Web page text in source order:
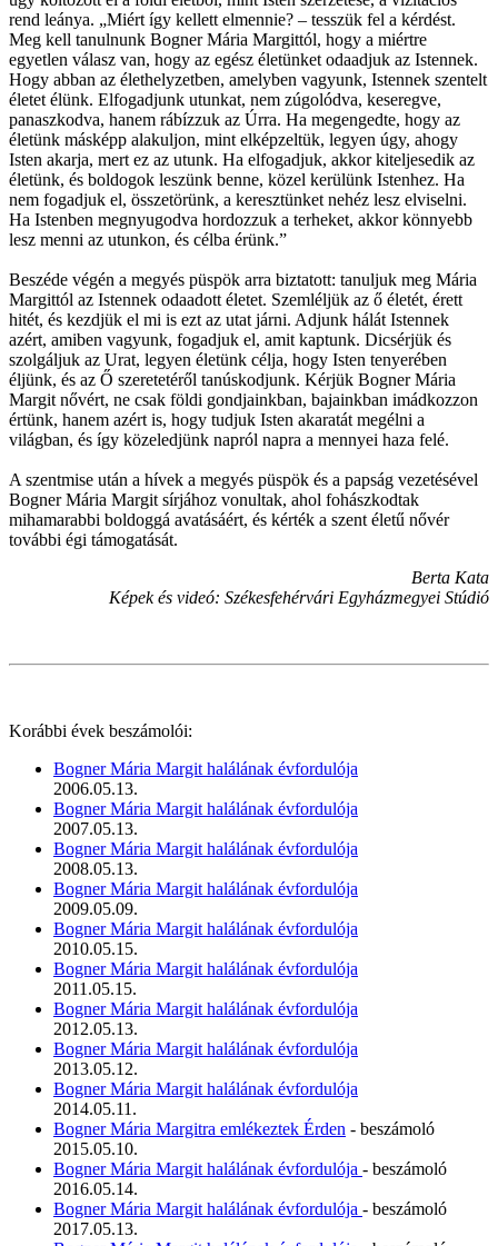
rend leánya. „Miért így kellett elmennie? – tesszük fel a kérdést.
Meg kell tanulnunk Bogner Mária Margittól, hogy a miértre
egyetlen válasz van, hogy az egész életünket odaadjuk az Istennek.
Hogy abban az élethelyzetben, amelyben vagyunk, Istennek szentelt
életet élünk. Elfogadjunk utunkat, nem zúgolódva, keseregve,
panaszkodva, hanem rábízzuk az Úrra. Ha megengedte, hogy az
életünk másképp alakuljon, mint elképzeltük, legyen úgy, ahogy
Isten akarja, mert ez az utunk. Ha elfogadjuk, akkor kiteljesedik az
életünk, és boldogok leszünk benne, közel kerülünk Istenhez. Ha
nem fogadjuk el, összetörünk, a keresztünket nehéz lesz elviselni.
Ha Istenben megnyugodva hordozzuk a terheket, akkor könnyebb
lesz menni az utunkon, és célba érünk.”
Beszéde végén a megyés püspök arra biztatott: tanuljuk meg Mária
Margittól az Istennek odaadott életet. Szemléljük az ő életét, érett
hitét, és kezdjük el mi is ezt az utat járni. Adjunk hálát Istennek
azért, amiben vagyunk, fogadjuk el, amit kaptunk. Dicsérjük és
szolgáljuk az Urat, legyen életünk célja, hogy Isten tenyerében
éljünk, és az Ő szeretetéről tanúskodjunk. Kérjük Bogner Mária
Margit nővért, ne csak földi gondjainkban, bajainkban imádkozzon
értünk, hanem azért is, hogy tudjuk Isten akaratát megélni a
világban, és így közeledjünk napról napra a mennyei haza felé.
A szentmise után a hívek a megyés püspök és a papság vezetésével
Bogner Mária Margit sírjához vonultak, ahol fohászkodtak
mihamarabbi boldoggá avatásáért, és kérték a szent életű nővér
további égi támogatását.
Berta Kata
Képek és videó: Székesfehérvári Egyházmegyei Stúdió
Korábbi évek beszámolói:
Bogner Mária Margit halálának évfordulója
2006.05.13.
Bogner Mária Margit halálának évfordulója
2007.05.13.
Bogner Mária Margit halálának évfordulója
2008.05.13.
Bogner Mária Margit halálának évfordulója
2009.05.09.
Bogner Mária Margit halálának évfordulója
2010.05.15.
Bogner Mária Margit halálának évfordulója
2011.05.15.
Bogner Mária Margit halálának évfordulója
2012.05.13.
Bogner Mária Margit halálának évfordulója
2013.05.12.
Bogner Mária Margit halálának évfordulója
2014.05.11.
Bogner Mária Margitra emlékeztek Érden - beszámoló
2015.05.10.
Bogner Mária Margit halálának évfordulója - beszámoló
2016.05.14.
Bogner Mária Margit halálának évfordulója - beszámoló
2017.05.13.